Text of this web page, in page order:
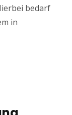
bedarf
in